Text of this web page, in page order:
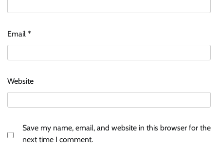
Email *
Website
Save my name, email, and website in this browser for the
next time I comment.